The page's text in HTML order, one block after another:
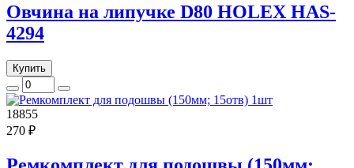
Овчина на липучке D80 HOLEX HAS-
4294
Купить
18855
270 ₽